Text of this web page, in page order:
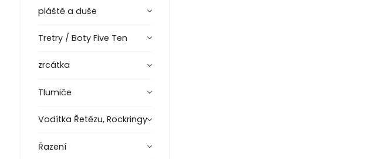
pláště a duše
Tretry / Boty Five Ten
zrcátka
Tlumiče
Vodítka Řetězu, Rockringy
Řazení